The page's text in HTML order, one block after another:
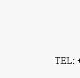
TEL: